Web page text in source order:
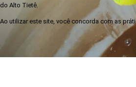
do Alto Tietê.
Ao utilizar este site, você concorda com as